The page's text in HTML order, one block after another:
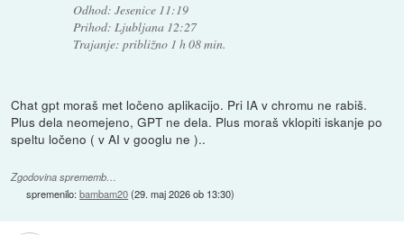
Odhod: Jesenice 11:19
Prihod: Ljubljana 12:27
Trajanje: približno 1 h 08 min.
Chat gpt moraš met ločeno aplikacijo. Pri IA v chromu ne rabiš.
Plus dela neomejeno, GPT ne dela. Plus moraš vklopiti iskanje po
speltu ločeno ( v AI v googlu ne )..
Zgodovina sprememb…
spremenilo:bambam20(29. maj 2026 ob 13:30)